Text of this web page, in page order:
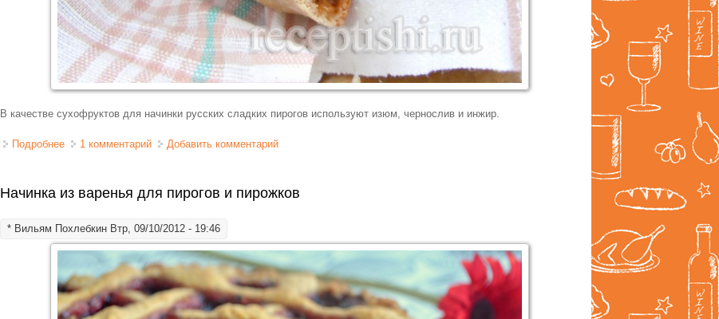
В качестве сухофруктов для начинки русских сладких пирогов используют изюм, чернослив и инжир.
Подробнее о Начинка из сухофруктов для пирогов
1 комментарий Добавить комментарий
Начинка из варенья для пирогов и пирожков
* Вильям Похлебкин Втр, 09/10/2012 - 19:46